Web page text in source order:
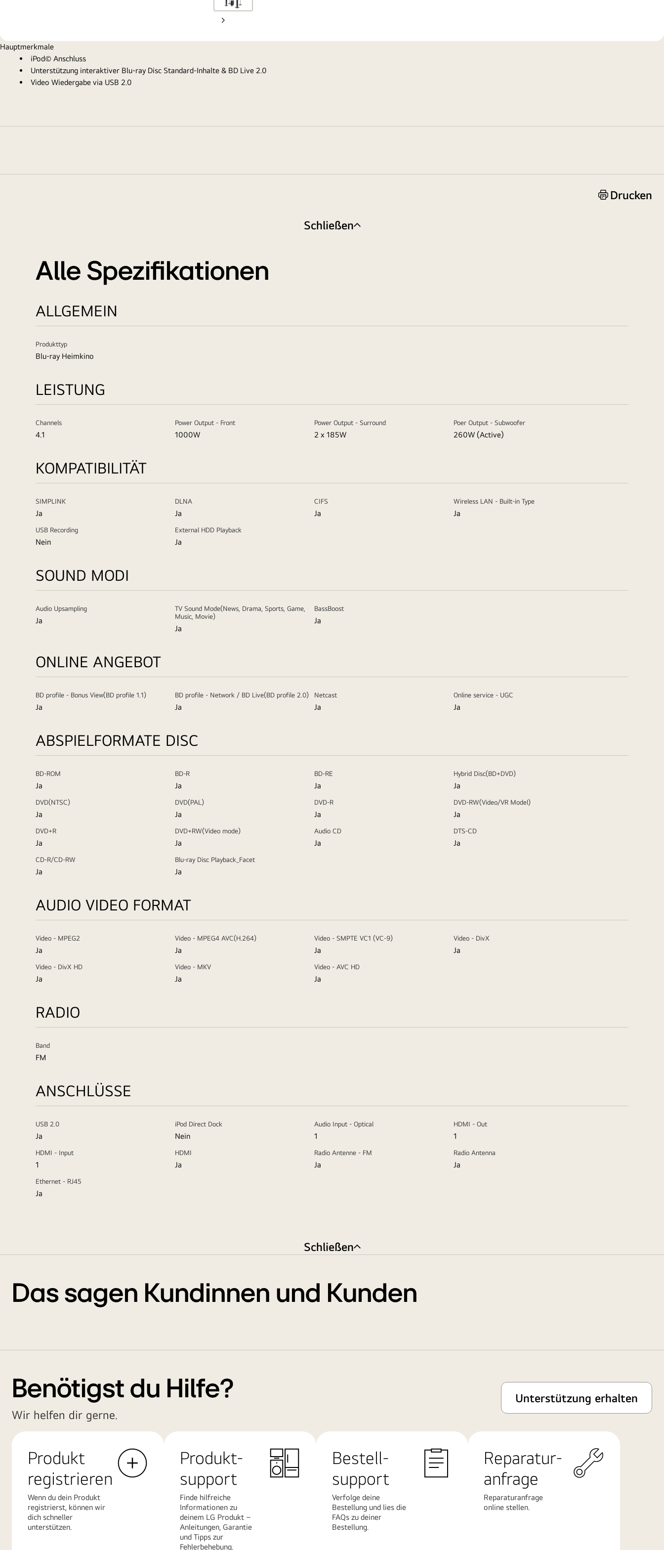
Nächste
Hauptmerkmale
iPod© Anschluss
Unterstützung interaktiver Blu-ray Disc Standard-Inhalte & BD Live 2.0
Video Wiedergabe via USB 2.0
Drucken
Schließen
Alle Spezifikationen
ALLGEMEIN
Produkttyp
Blu-ray Heimkino
LEISTUNG
Channels
4.1
Power Output - Front
1000W
Power Output - Surround
2 x 185W
Poer Output - Subwoofer
260W (Active)
KOMPATIBILITÄT
SIMPLINK
Ja
DLNA
Ja
CIFS
Ja
Wireless LAN - Built-in Type
Ja
USB Recording
Nein
External HDD Playback
Ja
SOUND MODI
Audio Upsampling
Ja
TV Sound Mode(News, Drama, Sports, Game,
Music, Movie)
Ja
BassBoost
Ja
ONLINE ANGEBOT
BD profile - Bonus View(BD profile 1.1)
Ja
BD profile - Network / BD Live(BD profile 2.0)
Ja
Netcast
Ja
Online service - UGC
Ja
ABSPIELFORMATE DISC
BD-ROM
Ja
BD-R
Ja
BD-RE
Ja
Hybrid Disc(BD+DVD)
Ja
DVD(NTSC)
Ja
DVD(PAL)
Ja
DVD-R
Ja
DVD-RW(Video/VR Model)
Ja
DVD+R
Ja
DVD+RW(Video mode)
Ja
Audio CD
Ja
DTS-CD
Ja
CD-R/CD-RW
Ja
Blu-ray Disc Playback_Facet
Ja
AUDIO VIDEO FORMAT
Video - MPEG2
Ja
Video - MPEG4 AVC(H.264)
Ja
Video - SMPTE VC1 (VC-9)
Ja
Video - DivX
Ja
Video - DivX HD
Ja
Video - MKV
Ja
Video - AVC HD
Ja
RADIO
Band
FM
ANSCHLÜSSE
USB 2.0
Ja
iPod Direct Dock
Nein
Audio Input - Optical
1
HDMI - Out
1
HDMI - Input
1
HDMI
Ja
Radio Antenne - FM
Ja
Radio Antenna
Ja
Ethernet - RJ45
Ja
Schließen
Das sagen Kundinnen und Kunden
Benötigst du Hilfe?
Wir helfen dir gerne.
Unterstützung erhalten
Produkt
registrieren
Wenn du dein Produkt
registrierst, können wir
dich schneller
unterstützen.
Produkt-
support
Finde hilfreiche
Informationen zu
deinem LG Produkt –
Anleitungen, Garantie
und Tipps zur
Fehlerbehebung.
Bestell-
support
Verfolge deine
Bestellung und lies die
FAQs zu deiner
Bestellung.
Reparatur-
anfrage
Reparaturanfrage
online stellen.